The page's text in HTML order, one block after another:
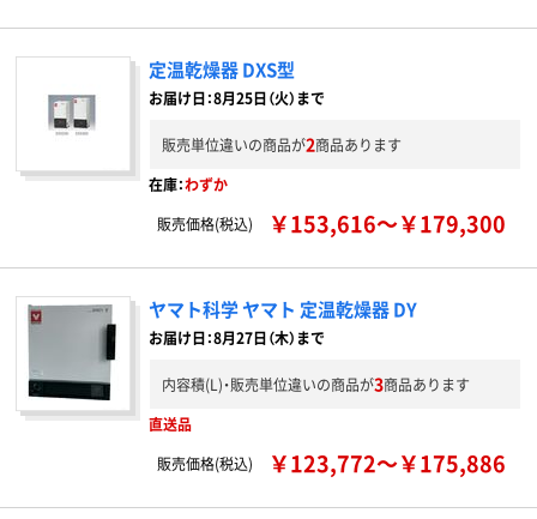
定温乾燥器 DXS型
お届け日：8月25日（火）まで
販売単位違いの商品が2商品あります
在庫：わずか
販売価格(税込)
￥153,616～￥179,300
ヤマト科学 ヤマト 定温乾燥器 DY
お届け日：8月27日（木）まで
内容積(L)・販売単位違いの商品が3商品あります
直送品
販売価格(税込)
￥123,772～￥175,886